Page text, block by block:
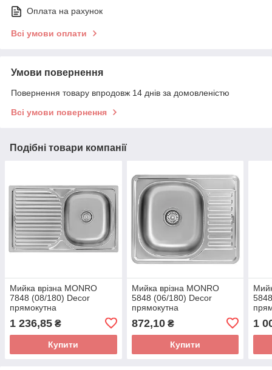
Оплата на рахунок
Всі умови оплати
Умови повернення
Повернення товару впродовж 14 днів за домовленістю
Всі умови повернення
Подібні товари компанії
Мийка врізна MONRO
7848 (08/180) Decor
прямокутна
1 236,85 ₴
Купити
Мийка врізна MONRO
5848 (06/180) Decor
прямокутна
872,10₴
Купити
1